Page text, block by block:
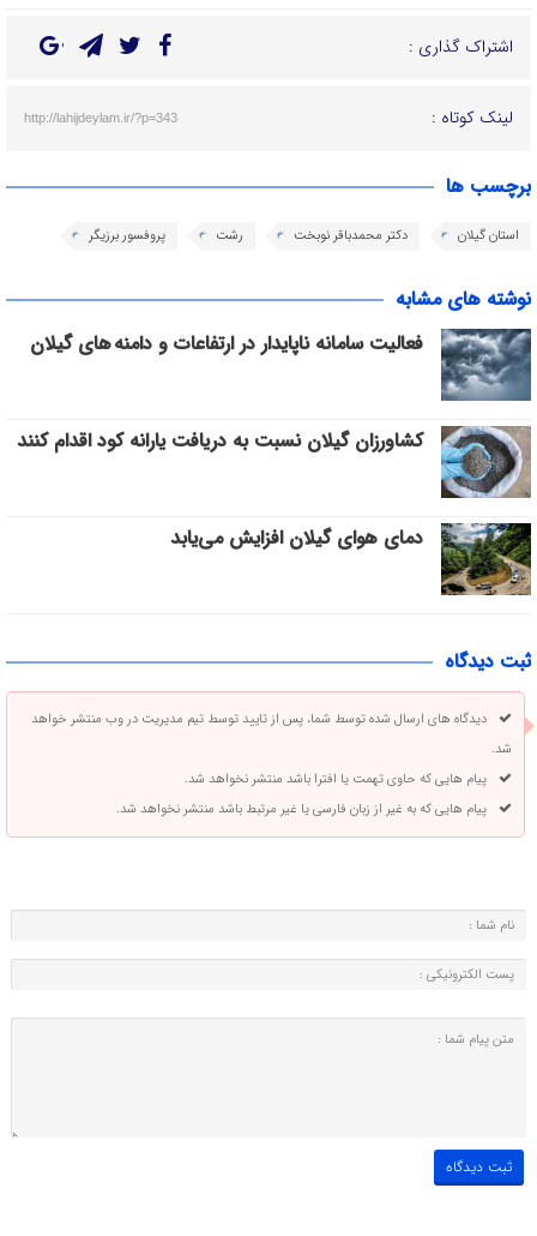
اشتراک گذاری :
لینک کوتاه : http://lahijdeylam.ir/?p=343
برچسب ها
استان گیلان دکتر محمدباقر نوبخت رشت پروفسور برزیگر
نوشته های مشابه
فعالیت سامانه ناپایدار در ارتفاعات و دامنه های گیلان
کشاورزان گیلان نسبت به دریافت یارانه کود اقدام کنند
دمای هوای گیلان افزایش می‌یابد
ثبت دیدگاه
دیدگاه های ارسال شده توسط شما، پس از تایید توسط تیم مدیریت در وب منتشر خواهد
شد.
پیام هایی که حاوی تهمت یا افترا باشد منتشر نخواهد شد.
پیام هایی که به غیر از زبان فارسی یا غیر مرتبط باشد منتشر نخواهد شد.